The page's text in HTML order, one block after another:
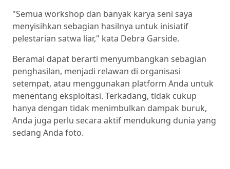
"Semua workshop dan banyak karya seni saya
menyisihkan sebagian hasilnya untuk inisiatif
pelestarian satwa liar," kata Debra Garside.
Beramal dapat berarti menyumbangkan sebagian
penghasilan, menjadi relawan di organisasi
setempat, atau menggunakan platform Anda untuk
menentang eksploitasi. Terkadang, tidak cukup
hanya dengan tidak menimbulkan dampak buruk,
Anda juga perlu secara aktif mendukung dunia yang
sedang Anda foto.